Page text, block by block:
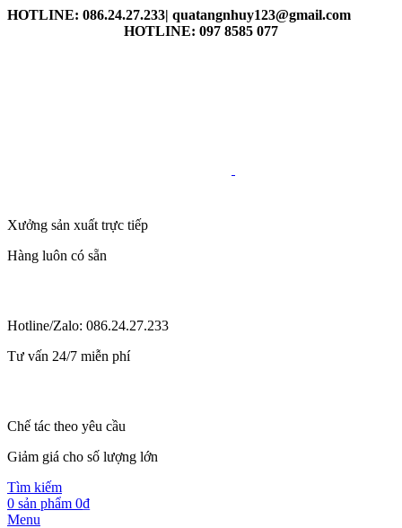
HOTLINE: 086.24.27.233| quatangnhuy123@gmail.com
HOTLINE: 097 8585 077
Xưởng sản xuất trực tiếp
Hàng luôn có sẵn
Hotline/Zalo: 086.24.27.233
Tư vấn 24/7 miễn phí
Chế tác theo yêu cầu
Giảm giá cho số lượng lớn
Tìm kiếm
0 sản phẩm 0₫
Menu